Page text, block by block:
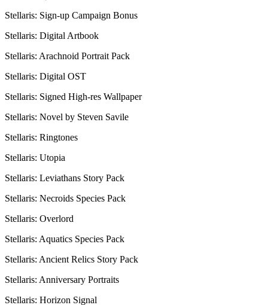
Stellaris: Sign-up Campaign Bonus
Stellaris: Digital Artbook
Stellaris: Arachnoid Portrait Pack
Stellaris: Digital OST
Stellaris: Signed High-res Wallpaper
Stellaris: Novel by Steven Savile
Stellaris: Ringtones
Stellaris: Utopia
Stellaris: Leviathans Story Pack
Stellaris: Necroids Species Pack
Stellaris: Overlord
Stellaris: Aquatics Species Pack
Stellaris: Ancient Relics Story Pack
Stellaris: Anniversary Portraits
Stellaris: Horizon Signal